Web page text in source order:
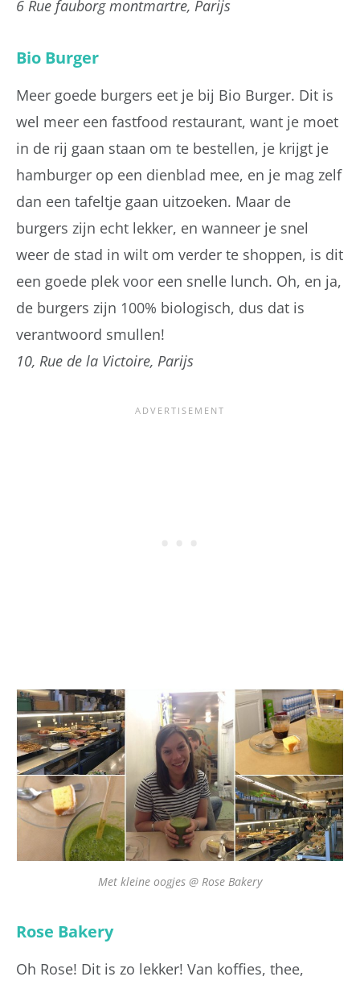
6 Rue fauborg montmartre, Parijs
Bio Burger
Meer goede burgers eet je bij Bio Burger. Dit is
wel meer een fastfood restaurant, want je moet
in de rij gaan staan om te bestellen, je krijgt je
hamburger op een dienblad mee, en je mag zelf
dan een tafeltje gaan uitzoeken. Maar de
burgers zijn echt lekker, en wanneer je snel
weer de stad in wilt om verder te shoppen, is dit
een goede plek voor een snelle lunch. Oh, en ja,
de burgers zijn 100% biologisch, dus dat is
verantwoord smullen!
10, Rue de la Victoire, Parijs
Met kleine oogjes @ Rose Bakery
Rose Bakery
Oh Rose! Dit is zo lekker! Van koffies, thee,